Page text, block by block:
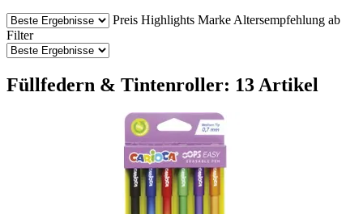
Preis Highlights Marke Altersempfehlung ab
Filter
Füllfedern & Tintenroller: 13 Artikel